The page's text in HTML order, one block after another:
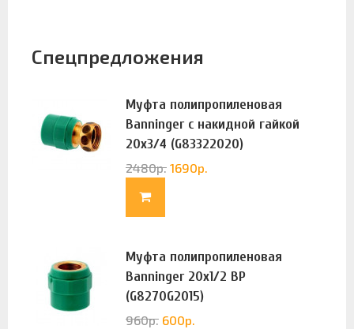
Спецпредложения
Муфта полипропиленовая
Banninger с накидной гайкой
20х3/4 (G83322020)
2480р. 1690р.
Муфта полипропиленовая
Banninger 20х1/2 ВР
(G8270G2015)
960р. 600р.